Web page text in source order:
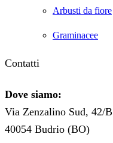
Arbusti da fiore
Graminacee
Contatti
Dove siamo:
Via Zenzalino Sud, 42/B
40054 Budrio (BO)